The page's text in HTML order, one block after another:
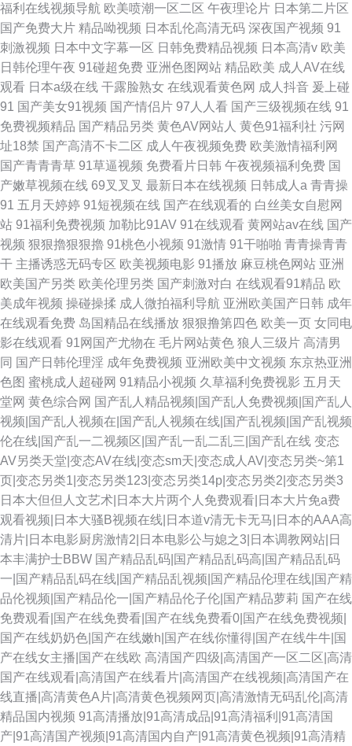
福利在线视频导航 欧美喷潮一区二区 午夜理论片 日本第二片区
国产免费大片 精品呦视频 日本乱伦高清无码 深夜国产视频 91
刺激视频 日本中文字幕一区 日韩免费精品视频 日本高清v 欧美
日韩伦理午夜 91碰超免费 亚洲色图网站 精品欧美 成人AV在线
观看 日本a级在线 干露脸熟女 在线观看黄色网 成人抖音 爰上碰
91 国产美女91视频 国产情侣片 97人人看 国产三级视频在线 91
免费视频精品 国产精品另类 黄色AV网站人 黄色91福利社 污网
址18禁 国产高清不卡二区 成人午夜视频免费 欧美激情福利网
国产青青青草 91草逼视频 免费看片日韩 午夜视频福利免费 国
产嫩草视频在线 69叉叉叉 最新日本在线视频 日韩成人a 青青操
91 五月天婷婷 91短视频在线 国产在线观看的 白丝美女自慰网
站 91福利免费视频 加勒比91AV 91在线观看 黄网站av在线 国产
视频 狠狠擼狠狠擼 91桃色小视频 91激情 91干啪啪 青青操青青
干 主播诱惑无码专区 欧美视频电影 91播放 麻豆桃色网站 亚洲
欧美国产另类 欧美伦理另类 国产刺激对白 在线观看91精品 欧
美成年视频 操碰操揉 成人微拍福利导航 亚洲欧美国产日韩 成年
在线观看免费 岛国精品在线播放 狠狠撸第四色 欧美一页 女同电
影在线观看 91网国产尤物在 毛片网站黄色 狼人三级片 高清男
同 国产日韩伦理淫 成年免费视频 亚洲欧美中文视频 东京热亚洲
色图 蜜桃成人超碰网 91精品小视频 久草福利免费视影 五月天
堂网 黄色综合网 国产乱人精品视频|国产乱人免费视频|国产乱人
视频|国产乱人视频在|国产乱人视频在线|国产乱视频|国产乱视频
伦在线|国产乱一二视频区|国产乱一乱二乱三|国产乱在线 变态
AV另类天堂|变态AV在线|变态sm天|变态成人AV|变态另类~第1
页|变态另类1|变态另类123|变态另类14p|变态另类2|变态另类3
日本大但但人文艺术|日本大片两个人免费观看|日本大片免a费
观看视频|日本大骚B视频在线|日本道v清无卡无马|日本的AAA高
清片|日本电影厨房激情2|日本电影公与媳之3|日本调教网站|日
本丰满护士BBW 国产精品乱码|国产精品乱码高|国产精品乱码
一|国产精品乱码在线|国产精品乱视频|国产精品伦理在线|国产精
品伦视频|国产精品伦一|国产精品伦子伦|国产精品萝莉 国产在线
免费观看|国产在线免费看|国产在线免费看0|国产在线免费视频|
国产在线奶奶色|国产在线嫩h|国产在线你懂得|国产在线牛牛|国
产在线女主播|国产在线欧 高清国产四级|高清国产一区二区|高清
国产在线观看|高清国产在线看片|高清国产在线视频|高清国产在
线直播|高清黄色A片|高清黄色视频网页|高清激情无码乱伦|高清
精品国内视频 91高清播放|91高清成品|91高清福利|91高清国
产|91高清国产视频|91高清国内自产|91高清黄色视频|91高清精